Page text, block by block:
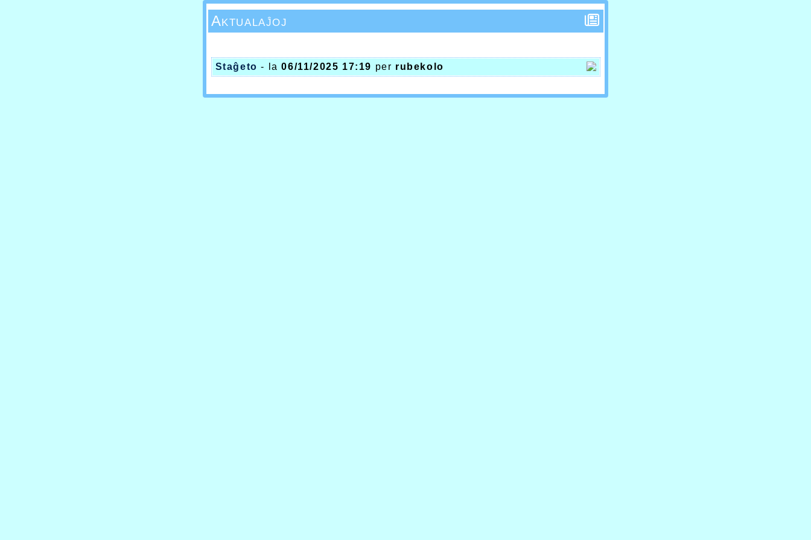
Aktualaĵoj
Staĝeto - la06/11/2025 17:19 per rubekolo